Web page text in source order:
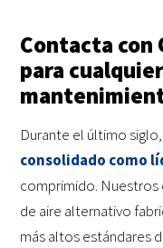
Contacta con
para
Durante el último
consolidado como
comprimido.
de aire alternativo
más altos estándares